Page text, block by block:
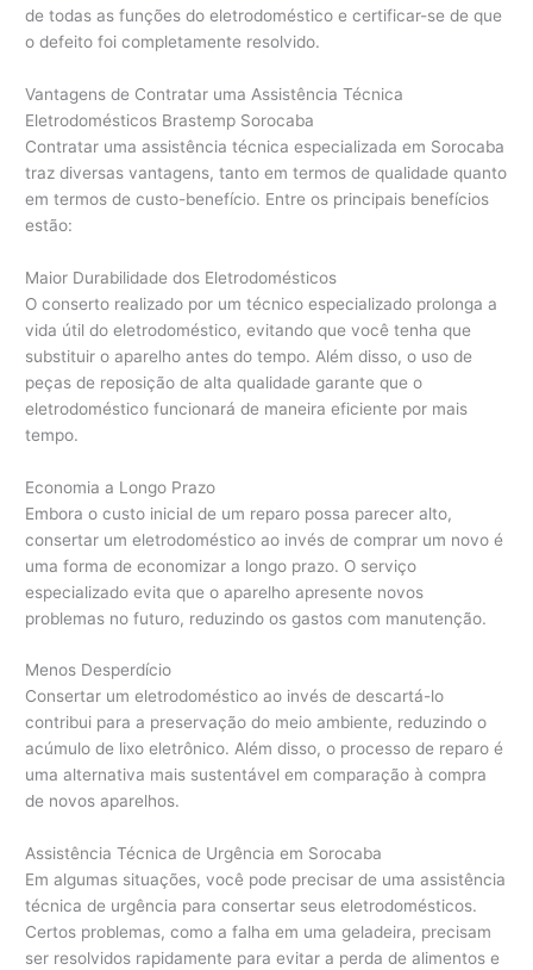
de todas as funções do eletrodoméstico e certificar-se de que
o defeito foi completamente resolvido.
Vantagens de Contratar uma Assistência Técnica
Eletrodomésticos Brastemp Sorocaba
Contratar uma assistência técnica especializada em Sorocaba
traz diversas vantagens, tanto em termos de qualidade quanto
em termos de custo-benefício. Entre os principais benefícios
estão:
Maior Durabilidade dos Eletrodomésticos
O conserto realizado por um técnico especializado prolonga a
vida útil do eletrodoméstico, evitando que você tenha que
substituir o aparelho antes do tempo. Além disso, o uso de
peças de reposição de alta qualidade garante que o
eletrodoméstico funcionará de maneira eficiente por mais
tempo.
Economia a Longo Prazo
Embora o custo inicial de um reparo possa parecer alto,
consertar um eletrodoméstico ao invés de comprar um novo é
uma forma de economizar a longo prazo. O serviço
especializado evita que o aparelho apresente novos
problemas no futuro, reduzindo os gastos com manutenção.
Menos Desperdício
Consertar um eletrodoméstico ao invés de descartá-lo
contribui para a preservação do meio ambiente, reduzindo o
acúmulo de lixo eletrônico. Além disso, o processo de reparo é
uma alternativa mais sustentável em comparação à compra
de novos aparelhos.
Assistência Técnica de Urgência em Sorocaba
Em algumas situações, você pode precisar de uma assistência
técnica de urgência para consertar seus eletrodomésticos.
Certos problemas, como a falha em uma geladeira, precisam
ser resolvidos rapidamente para evitar a perda de alimentos e